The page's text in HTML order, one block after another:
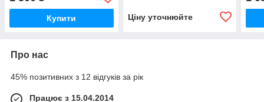
Купити Ціну уточнюйте
Про нас
45% позитивних з 12 відгуків за рік
Працює з 15.04.2014